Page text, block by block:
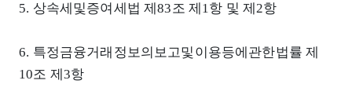
5. 상속세및증여세법 제83조 제1항 및 제2항
6. 특정금융거래정보의보고및이용등에관한법률 제
10조 제3항